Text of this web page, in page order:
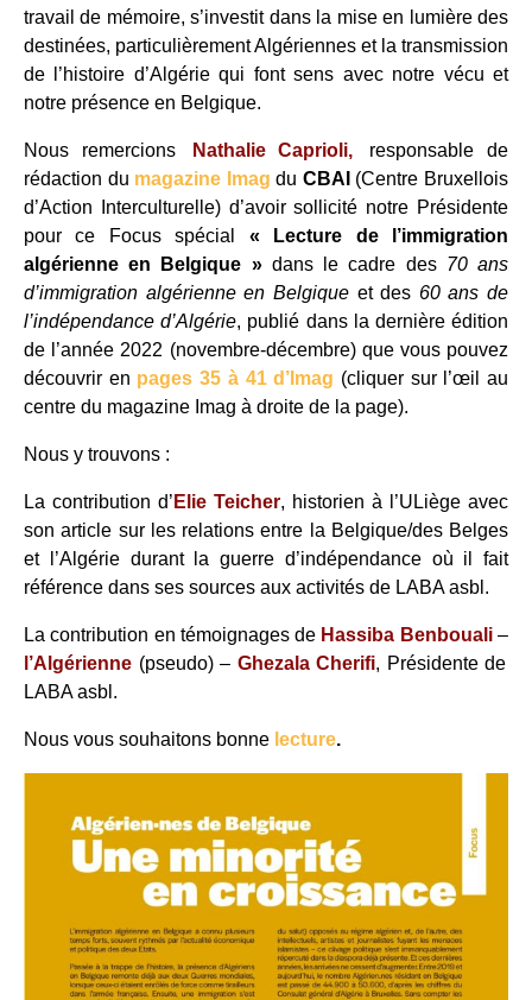
travail de mémoire, s’investit dans la mise en lumière des
destinées, particulièrement Algériennes et la transmission
de l’histoire d’Algérie qui font sens avec notre vécu et
notre présence en Belgique.
Nous remercions Nathalie Caprioli,
responsable de
rédaction du magazine Imag du CBAI (Centre Bruxellois
d’Action Interculturelle) d’avoir sollicité notre Présidente
pour ce Focus spécial « Lecture de l’immigration
algérienne en Belgique »dans le cadre des 70 ans
d’immigration algérienne en Belgiqueet des 60 ans de
l’indépendance d’Algérie, publié dans la dernière édition
de l’année 2022 (novembre-décembre) que vous pouvez
découvrir en pages 35 à 41 d’Imag (cliquer sur l’œil au
centre du magazine Imag à droite de la page).
Nous y trouvons :
La contribution d’ Elie Teicher, historien à l’ULiège avec
son article sur les relations entre la Belgique/des Belges
et l’Algérie durant la guerre d’indépendance où il fait
référence dans ses sources aux activités de LABA asbl.
La contribution en témoignages de Hassiba Benbouali–
l’Algérienne (pseudo) – Ghezala Cherifi, Présidente de
LABA asbl.
Nous vous souhaitons bonne lecture.